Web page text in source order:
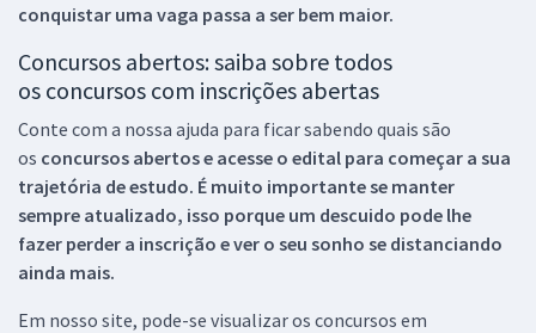
conquistar uma vaga passa a ser bem maior.
Concursos abertos: saiba sobre todos
os concursos com inscrições abertas
Conte com a nossa ajuda para ficar sabendo quais são
os concursos abertos e acesse o edital para começar a sua
trajetória de estudo. É muito importante se manter
sempre atualizado, isso porque um descuido pode lhe
fazer perder a inscrição e ver o seu sonho se distanciando
ainda mais.
Em nosso site, pode-se visualizar os concursos em